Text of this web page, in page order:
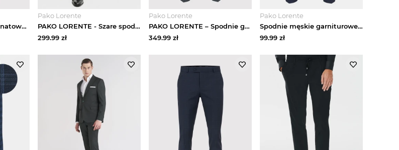
PAKO LORENTE – Granatowe spodnie garniturowe w kraciasty deseń
Pako Lorente
PAKO LORENTE - Szare spodnie ganiturowe
299.99 zł
Pako Lorente
PAKO LORENTE – Spodnie garniturowe P22WP-6G-032-S-S
349.99 zł
Pako Lorente
Spodnie męskie garniturowe ADAMO PPLM9-6G-189-N Pako Lorente
99.99 zł